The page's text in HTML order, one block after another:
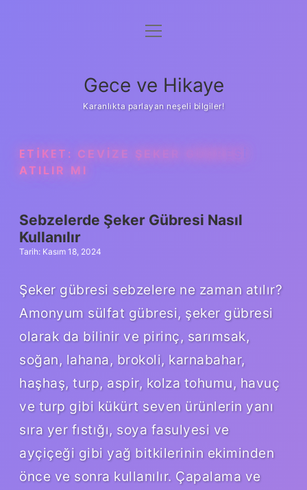
Anasayfa
Yasal Uyarı
menüyü
Gece ve Hikaye
Karanlıkta parlayan neşeli bilgiler!
ETIKET: CEVIZE ŞEKER GÜBRESI
ATILIR MI
Sebzelerde Şeker Gübresi Nasıl
Kullanılır
Tarih: Kasım 18, 2024
Şeker gübresi sebzelere ne zaman atılır?
Amonyum sülfat gübresi, şeker gübresi
olarak da bilinir ve pirinç, sarımsak,
soğan, lahana, brokoli, karnabahar,
haşhaş, turp, aspir, kolza tohumu, havuç
ve turp gibi kükürt seven ürünlerin yanı
sıra yer fıstığı, soya fasulyesi ve
ayçiçeği gibi yağ bitkilerinin ekiminden
önce ve sonra kullanılır. Çapalama ve